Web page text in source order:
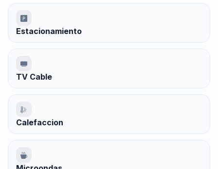
Estacionamiento
TV Cable
Calefaccion